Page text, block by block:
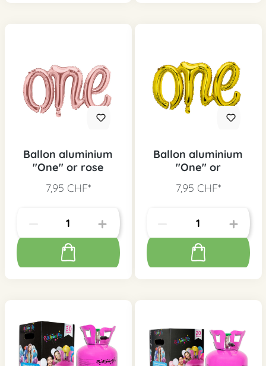
Ballon aluminium
"One" or rose
7,95 CHF*
Ballon aluminium
"One" or
7,95 CHF*